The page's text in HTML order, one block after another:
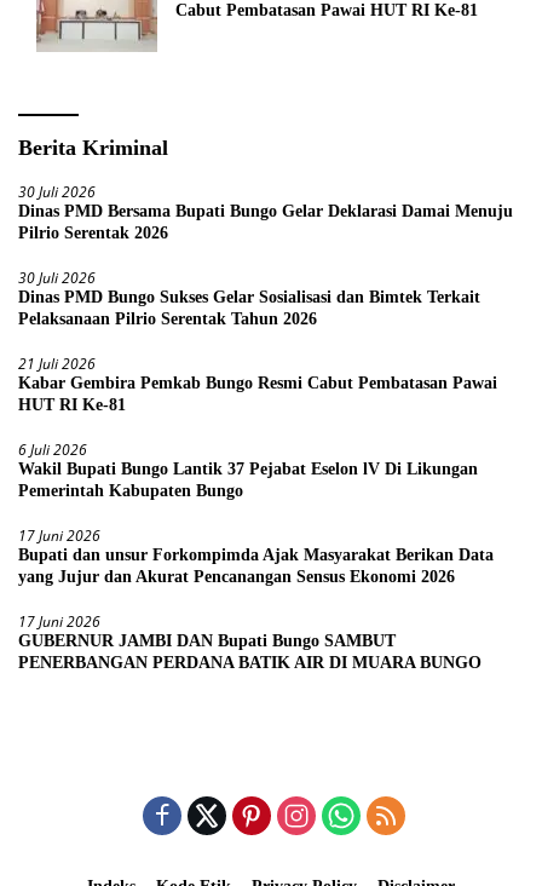
Cabut Pembatasan Pawai HUT RI Ke-81
Berita Kriminal
30 Juli 2026
Dinas PMD Bersama Bupati Bungo Gelar Deklarasi Damai Menuju
Pilrio Serentak 2026
30 Juli 2026
Dinas PMD Bungo Sukses Gelar Sosialisasi dan Bimtek Terkait
Pelaksanaan Pilrio Serentak Tahun 2026
21 Juli 2026
Kabar Gembira Pemkab Bungo Resmi Cabut Pembatasan Pawai
HUT RI Ke-81
6 Juli 2026
Wakil Bupati Bungo Lantik 37 Pejabat Eselon lV Di Likungan
Pemerintah Kabupaten Bungo
17 Juni 2026
Bupati dan unsur Forkompimda Ajak Masyarakat Berikan Data
yang Jujur dan Akurat Pencanangan Sensus Ekonomi 2026
17 Juni 2026
GUBERNUR JAMBI DAN Bupati Bungo SAMBUT
PENERBANGAN PERDANA BATIK AIR DI MUARA BUNGO